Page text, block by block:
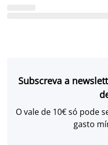
Subscreva a
O vale de 10€ só pode
gasto